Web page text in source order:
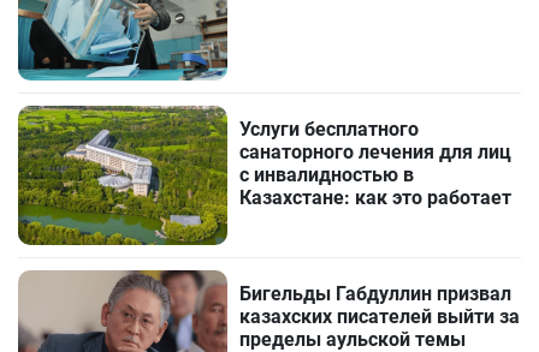
Услуги бесплатного
санаторного лечения для лиц
с инвалидностью в
Казахстане: как это работает
Бигельды Габдуллин призвал
казахских писателей выйти за
пределы аульской темы